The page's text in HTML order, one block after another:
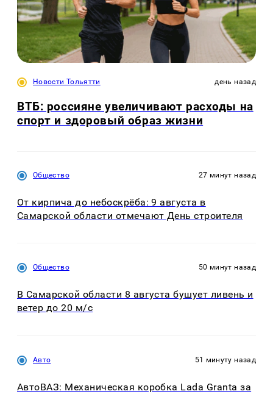
Новости Тольятти день назад
ВТБ: россияне увеличивают расходы на
спорт и здоровый образ жизни
Общество 27 минут назад
От кирпича до небоскрёба: 9 августа в
Самарской области отмечают День строителя
Общество 50 минут назад
В Самарской области 8 августа бушует ливень и
ветер до 20 м/с
Авто 51 минуту назад
АвтоВАЗ: Механическая коробка Lada Granta за